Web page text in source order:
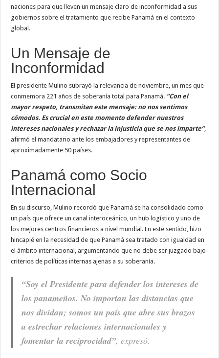
naciones para que lleven un mensaje claro de inconformidad a sus
gobiernos sobre el tratamiento que recibe Panamá en el contexto
global.
Un Mensaje de
Inconformidad
El presidente Mulino subrayó la relevancia de noviembre, un mes que
conmemora 221 años de soberanía total para Panamá. “Con el
mayor respeto, transmitan este mensaje: no nos sentimos
cómodos. Es crucial en este momento defender nuestros
intereses nacionales y rechazar la injusticia que se nos imparte”,
afirmó el mandatario ante los embajadores y representantes de
aproximadamente 50 países.
Panamá como Socio
Internacional
En su discurso, Mulino recordó que Panamá se ha consolidado como
un país que ofrece un canal interoceánico, un hub logístico y uno de
los mejores centros financieros a nivel mundial. En este sentido, hizo
hincapié en la necesidad de que Panamá sea tratado con igualdad en
el ámbito internacional, argumentando que no debe ser juzgado bajo
criterios de políticas internas ajenas a su soberanía.
“Soy el Presidente para defender los intereses de
los panameños. No importan las distancias que
nos dividan; somos un país que abre sus brazos
a estrechar relaciones internacionales y
fomentar la reciprocidad”, expresó.